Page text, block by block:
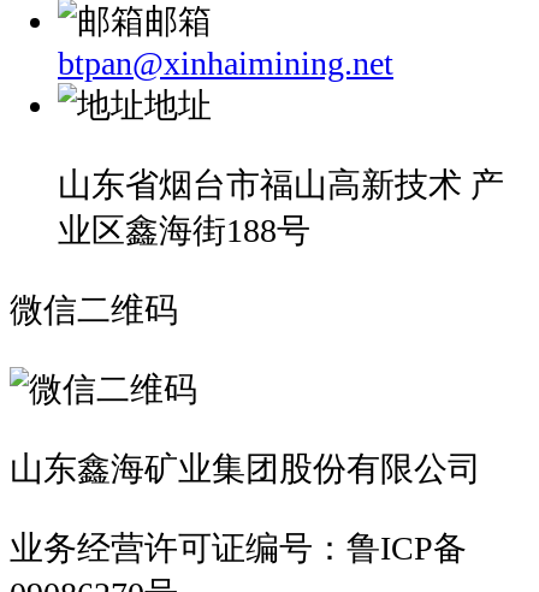
邮箱
btpan@xinhaimining.net
地址
山东省烟台市福山高新技术 产
业区鑫海街188号
微信二维码
山东鑫海矿业集团股份有限公司
业务经营许可证编号：鲁ICP备